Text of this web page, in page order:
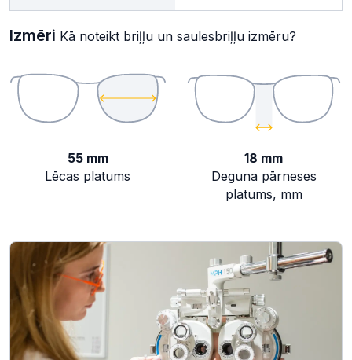
Izmēri Kā noteikt briļļu un saulesbriļļu izmēru?
55 mm
Lēcas platums
18 mm
Deguna pārneses
platums, mm